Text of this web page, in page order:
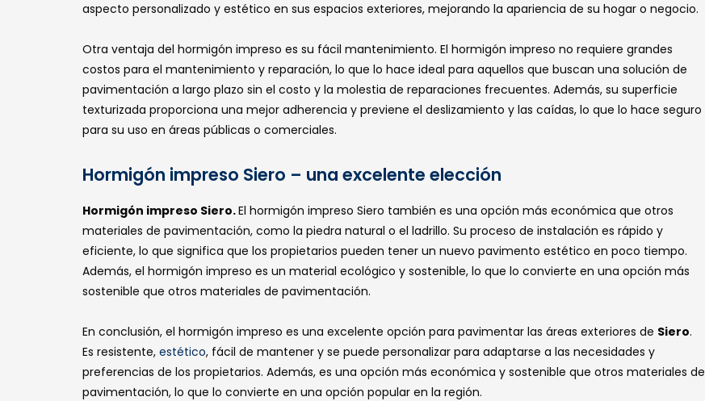
aspecto personalizado y estético en sus espacios exteriores, mejorando la apariencia de su hogar o negocio.
Otra ventaja del hormigón impreso es su fácil mantenimiento. El hormigón impreso no requiere grandes
costos para el mantenimiento y reparación, lo que lo hace ideal para aquellos que buscan una solución de
pavimentación a largo plazo sin el costo y la molestia de reparaciones frecuentes. Además, su superficie
texturizada proporciona una mejor adherencia y previene el deslizamiento y las caídas, lo que lo hace seguro
para su uso en áreas públicas o comerciales.
Hormigón impreso Siero – una excelente elección
Hormigón impreso Siero.El hormigón impreso Siero también es una opción más económica que otros
materiales de pavimentación, como la piedra natural o el ladrillo. Su proceso de instalación es rápido y
eficiente, lo que significa que los propietarios pueden tener un nuevo pavimento estético en poco tiempo.
Además, el hormigón impreso es un material ecológico y sostenible, lo que lo convierte en una opción más
sostenible que otros materiales de pavimentación.
En conclusión, el hormigón impreso es una excelente opción para pavimentar las áreas exteriores de Siero.
Es resistente, estético, fácil de mantener y se puede personalizar para adaptarse a las necesidades y
preferencias de los propietarios. Además, es una opción más económica y sostenible que otros materiales de
pavimentación, lo que lo convierte en una opción popular en la región.